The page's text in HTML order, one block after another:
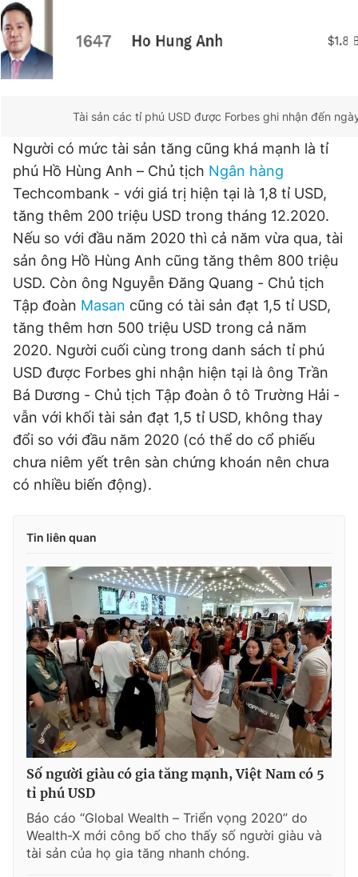
Tài sản các tỉ phú USD được Forbes ghi nhận đến
Người có mức tài sản tăng cũng khá mạnh là tỉ
phú Hồ Hùng Anh – Chủ tịch Ngân hàng
Techcombank - với giá trị hiện tại là 1,8 tỉ USD,
tăng thêm 200 triệu USD trong tháng 12.2020.
Nếu so với đầu năm 2020 thì cả năm vừa qua, tài
sản ông Hồ Hùng Anh cũng tăng thêm 800 triệu
USD. Còn ông Nguyễn Đăng Quang - Chủ tịch
Tập đoàn Masan cũng có tài sản đạt 1,5 tỉ USD,
tăng thêm hơn 500 triệu USD trong cả năm
2020. Người cuối cùng trong danh sách tỉ phú
USD được Forbes ghi nhận hiện tại là ông Trần
Bá Dương - Chủ tịch Tập đoàn ô tô Trường Hải -
vẫn với khối tài sản đạt 1,5 tỉ USD, không thay
đổi so với đầu năm 2020 (có thể do cổ phiếu
chưa niêm yết trên sàn chứng khoán nên chưa
có nhiều biến động).
Tin liên quan
Số người giàu có gia tăng mạnh, Việt Nam có 5
tỉ phú USD
Báo cáo “Global Wealth – Triển vọng 2020” do
Wealth-X mới công bố cho thấy số người giàu và
tài sản của họ gia tăng nhanh chóng.